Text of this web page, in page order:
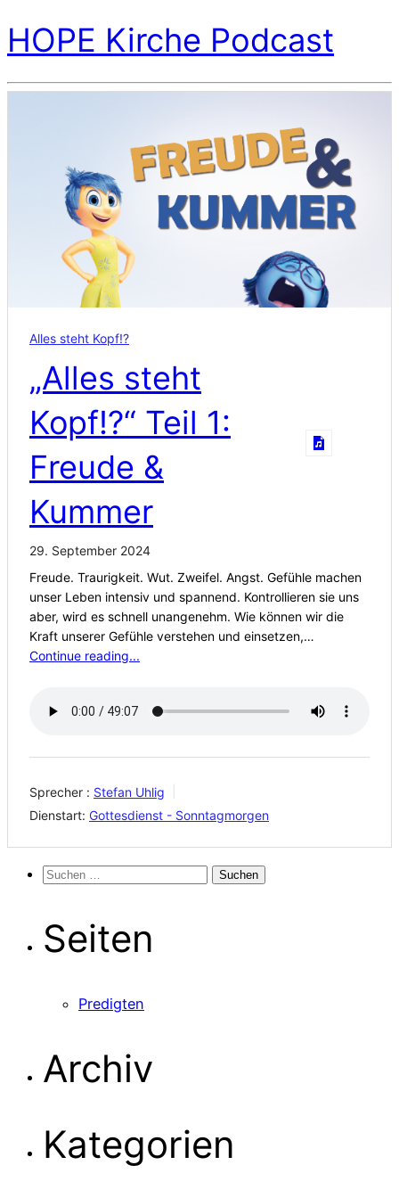
HOPE Kirche Podcast
Alles steht Kopf!?
„Alles steht
Kopf!?“ Teil 1:
Freude &
Kummer
29. September 2024
Freude. Traurigkeit. Wut. Zweifel. Angst. Gefühle machen
unser Leben intensiv und spannend. Kontrollieren sie uns
aber, wird es schnell unangenehm. Wie können wir die
Kraft unserer Gefühle verstehen und einsetzen,…
Continue reading...
Sprecher : Stefan Uhlig
Dienstart: Gottesdienst - Sonntagmorgen
Suchen
Seiten
Predigten
Archiv
Kategorien